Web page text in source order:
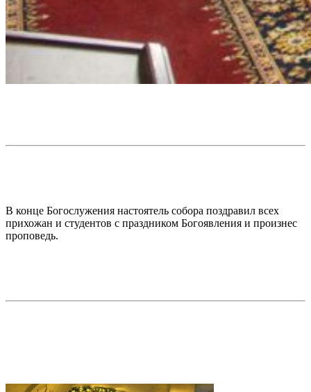
В конце Богослужения настоятель собора поздравил всех
прихожан и студентов с праздником Богоявления и произнес
проповедь.